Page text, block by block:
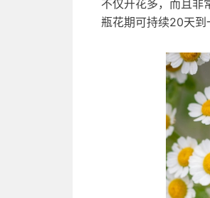
不仅开花多，而且非
瓶花期可持续20天到